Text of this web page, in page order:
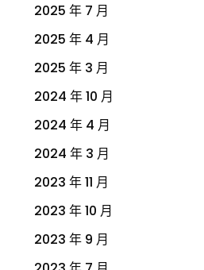
2025 年 7 月
2025 年 4 月
2025 年 3 月
2024 年 10 月
2024 年 4 月
2024 年 3 月
2023 年 11 月
2023 年 10 月
2023 年 9 月